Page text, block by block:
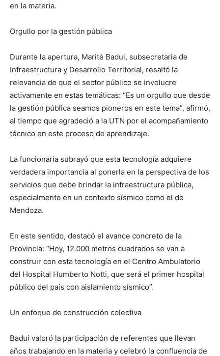
en la materia.
Orgullo por la gestión pública
Durante la apertura, Marité Badui, subsecretaria de
Infraestructura y Desarrollo Territorial, resaltó la
relevancia de que el sector público se involucre
activamente en estas temáticas: “Es un orgullo que desde
la gestión pública seamos pioneros en este tema”, afirmó,
al tiempo que agradeció a la UTN por el acompañamiento
técnico en este proceso de aprendizaje.
La funcionaria subrayó que esta tecnología adquiere
verdadera importancia al ponerla en la perspectiva de los
servicios que debe brindar la infraestructura pública,
especialmente en un contexto sísmico como el de
Mendoza.
En este sentido, destacó el avance concreto de la
Provincia: “Hoy, 12.000 metros cuadrados se van a
construir con esta tecnología en el Centro Ambulatorio
del Hospital Humberto Notti, que será el primer hospital
público del país con aislamiento sísmico”.
Un enfoque de construcción colectiva
Badui valoró la participación de referentes que llevan
años trabajando en la materia y celebró la confluencia de